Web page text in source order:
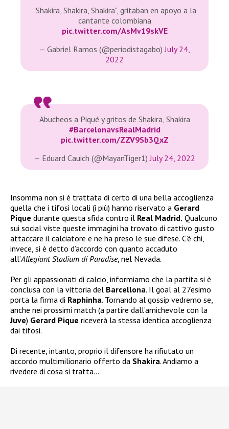
"Shakira, Shakira, Shakira", gritaban en apoyo a la
cantante colombiana
pic.twitter.com/AsMv19skVE
— Gabriel Ramos (@periodistagabo)July 24,
2022
Abucheos a Piqué y gritos de Shakira, Shakira
#BarcelonavsRealMadrid
pic.twitter.com/ZZV9Sb3QxZ
— Eduard Cauich (@MayanTiger1)July 24, 2022
Insomma non si è trattata di certo di una bella accoglienza
quella che i tifosi locali (i più) hanno riservato a Gerard
Pique durante questa sfida contro il Real Madrid. Qualcuno
sui social viste queste immagini ha trovato di cattivo gusto
attaccare il calciatore e ne ha preso le sue difese. C’è chi,
invece, si è detto d’accordo con quanto accaduto
all’Allegiant Stadium di Paradise, nel Nevada.
Per gli appassionati di calcio, informiamo che la partita si è
conclusa con la vittoria del Barcellona. Il goal al 27esimo
porta la firma di Raphinha. Tornando al gossip vedremo se,
anche nei prossimi match (a partire dall’amichevole con la
Juve) Gerard Pique riceverà la stessa identica accoglienza
dai tifosi.
Di recente, intanto, proprio il difensore ha rifiutato un
accordo multimilionario offerto da Shakira. Andiamo a
rivedere di cosa si tratta…